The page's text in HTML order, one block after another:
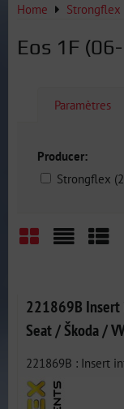
Home Strongflex
Eos 1F
Paramètres
Producer:
Strongflex
221869B
Seat / Škoda /
221869B : Insert